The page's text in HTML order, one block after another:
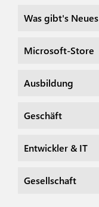
Was gibt's Neues
Microsoft-Store
Ausbildung
Geschäft
Entwickler & IT
Gesellschaft